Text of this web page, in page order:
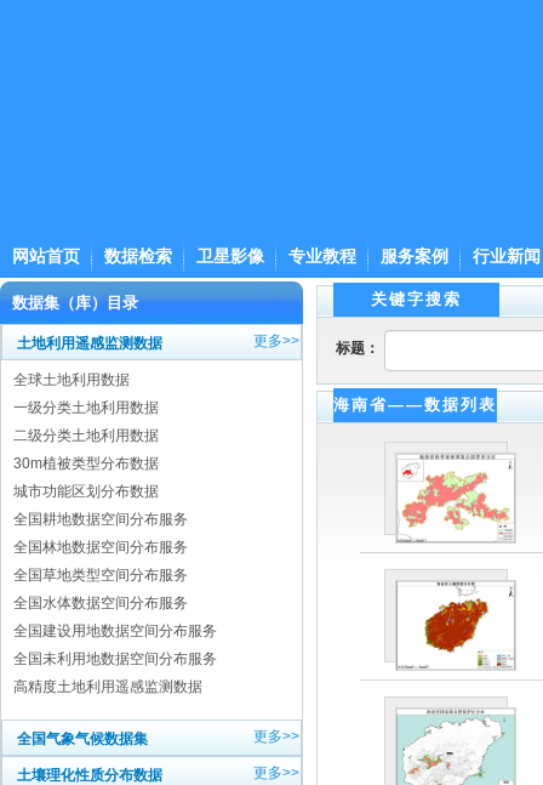
网站首页 数据检索 卫星影像 专业教程 服务案例 行业新闻
数据集（库）目录
土地利用遥感监测数据 更多>>
全球土地利用数据
一级分类土地利用数据
二级分类土地利用数据
30m植被类型分布数据
城市功能区划分布数据
全国耕地数据空间分布服务
全国林地数据空间分布服务
全国草地类型空间分布服务
全国水体数据空间分布服务
全国建设用地数据空间分布服务
全国未利用地数据空间分布服务
高精度土地利用遥感监测数据
全国气象气候数据集 更多>>
土壤理化性质分布数据 更多>>
关键字搜索
标题：
海南省——数据列表